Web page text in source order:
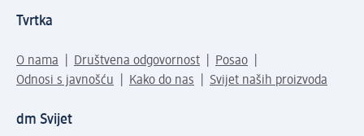
Tvrtka
O nama Društvena odgovornost
Posao
Odnosi s javnošću
Kako do nas Svijet naših proizvoda
dm Svijet